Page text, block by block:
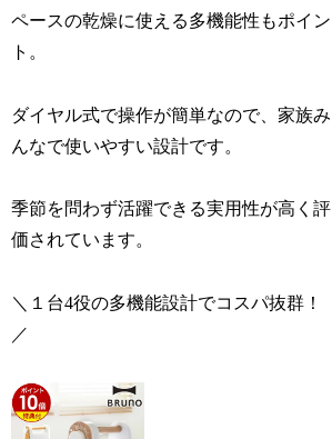
ペースの乾燥に使える多機能性もポイン
ト。
ダイヤル式で操作が簡単なので、家族み
んなで使いやすい設計です。
季節を問わず活躍できる実用性が高く評
価されています。
＼１ 台4役の多機能設計でコスパ抜群！
／